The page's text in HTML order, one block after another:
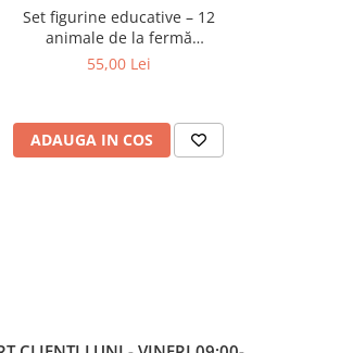
Set figurine educative – 12
animale de la fermă
multicolore
55,00 Lei
ADAUGA IN COS